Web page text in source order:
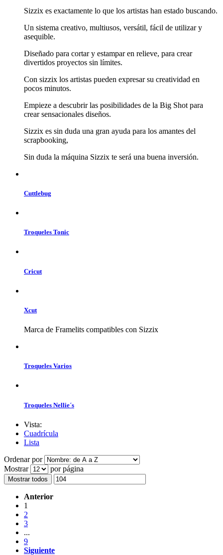
Sizzix es exactamente lo que los artistas han estado buscando.
Un sistema creativo, multiusos, versátil, fácil de utilizar y
asequible.
Diseñado para cortar y estampar en relieve, para crear
divertidos proyectos sin límites.
Con sizzix los artistas pueden expresar su creatividad en
pocos minutos.
Empieze a descubrir las posibilidades de la Big Shot para
crear sensacionales diseños.
Sizzix es sin duda una gran ayuda para los amantes del
scrapbooking,
Sin duda la máquina Sizzix te será una buena inversión.
Cuttlebug
Troqueles Tonic
Cricut
Xcut
Marca de Framelits compatibles con Sizzix
Troqueles Varios
Troqueles Nellie´s
Vista:
Cuadrícula
Lista
Ordenar por
Mostrar
por página
Mostrar todos
Anterior
1
2
3
...
9
Siguiente